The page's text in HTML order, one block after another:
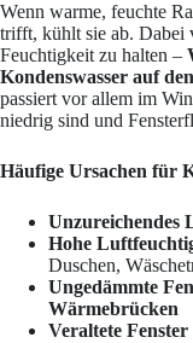
Wenn warme, feuchte
trifft, kühlt sie ab. Dabei
Feuchtigkeit zu halten –
Kondenswasser auf
passiert vor allem im
niedrig sind und
Häufige Ursachen für
Unzureichendes
Hohe
Duschen,
Ungedämmte
Wärmebrücken
Veraltete